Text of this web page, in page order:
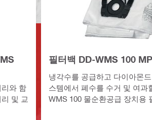
와 함
및 교
필터백 DD-WMS 100
냉각수를 공급하고 다이아몬
스템에서 폐수를 수거 및 여과
WMS 100 물순환공급 장치용